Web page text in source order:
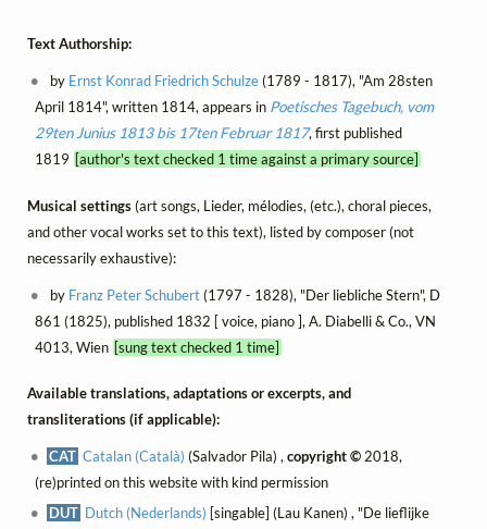
Text Authorship:
by Ernst Konrad Friedrich Schulze(1789 - 1817), "Am 28sten
April 1814", written 1814, appears in Poetisches Tagebuch, vom
29ten Junius 1813 bis 17ten Februar 1817, first published
1819 [author's text checked 1 time against a primary source]
Musical settings(art songs, Lieder, mélodies, (etc.), choral pieces,
and other vocal works set to this text), listed by composer (not
necessarily exhaustive):
by Franz Peter Schubert(1797 - 1828), "Der liebliche Stern", D
861 (1825), published 1832 [ voice, piano ], A. Diabelli & Co., VN
4013, Wien [sung text checked 1 time]
Available translations, adaptations or excerpts, and
transliterations (if applicable):
CAT Catalan (Català) (Salvador Pila) ,copyright © 2018,
(re)printed on this website with kind permission
DUT Dutch (Nederlands) [singable] (Lau Kanen) , "De lieflijke